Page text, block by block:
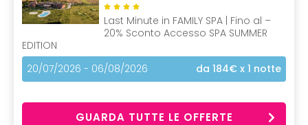
Last Minute in FAMILY SPA | Fino al –
20% Sconto Accesso SPA SUMMER
EDITION
20/07/2026 - 06/08/2026
da 184€ x 1 notte
GUARDA TUTTE LE OFFERTE